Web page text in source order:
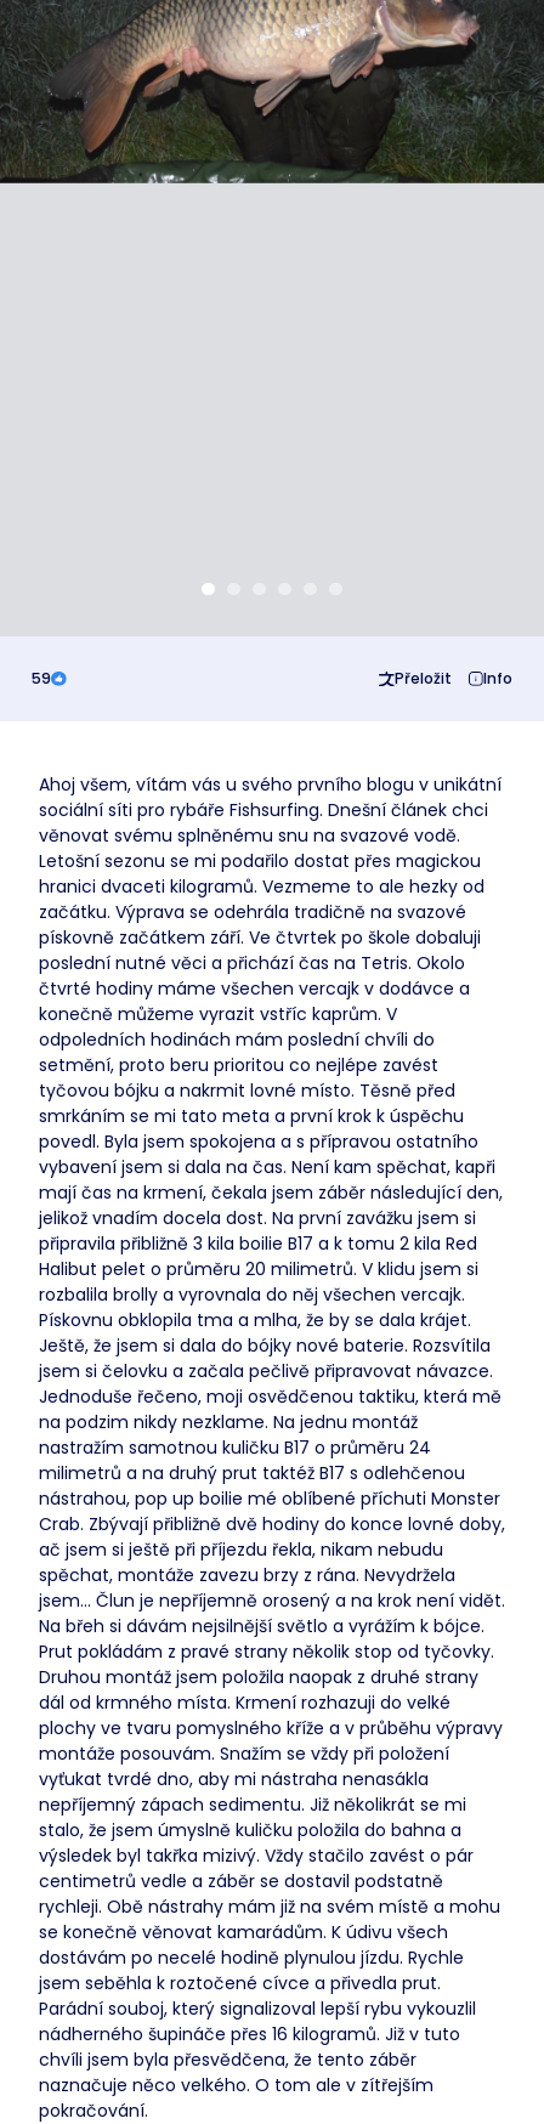
Business
59 Přeložit Info
Ahoj všem, vítám vás u svého prvního blogu v unikátní
sociální síti pro rybáře Fishsurfing. Dnešní článek chci
věnovat svému splněnému snu na svazové vodě.
Letošní sezonu se mi podařilo dostat přes magickou
hranici dvaceti kilogramů. Vezmeme to ale hezky od
začátku. Výprava se odehrála tradičně na svazové
pískovně začátkem září. Ve čtvrtek po škole dobaluji
poslední nutné věci a přichází čas na Tetris. Okolo
čtvrté hodiny máme všechen vercajk v dodávce a
konečně můžeme vyrazit vstříc kaprům. V
odpoledních hodinách mám poslední chvíli do
setmění, proto beru prioritou co nejlépe zavést
tyčovou bójku a nakrmit lovné místo. Těsně před
smrkáním se mi tato meta a první krok k úspěchu
povedl. Byla jsem spokojena a s přípravou ostatního
vybavení jsem si dala na čas. Není kam spěchat, kapři
mají čas na krmení, čekala jsem záběr následující den,
jelikož vnadím docela dost. Na první zavážku jsem si
připravila přibližně 3 kila boilie B17 a k tomu 2 kila Red
Halibut pelet o průměru 20 milimetrů. V klidu jsem si
rozbalila brolly a vyrovnala do něj všechen vercajk.
Pískovnu obklopila tma a mlha, že by se dala krájet.
Ještě, že jsem si dala do bójky nové baterie. Rozsvítila
jsem si čelovku a začala pečlivě připravovat návazce.
Jednoduše řečeno, moji osvědčenou taktiku, která mě
na podzim nikdy nezklame. Na jednu montáž
nastražím samotnou kuličku B17 o průměru 24
milimetrů a na druhý prut taktéž B17 s odlehčenou
nástrahou, pop up boilie mé oblíbené příchuti Monster
Crab. Zbývají přibližně dvě hodiny do konce lovné doby,
ač jsem si ještě při příjezdu řekla, nikam nebudu
spěchat, montáže zavezu brzy z rána. Nevydržela
jsem… Člun je nepříjemně orosený a na krok není vidět.
Na břeh si dávám nejsilnější světlo a vyrážím k bójce.
Prut pokládám z pravé strany několik stop od tyčovky.
Druhou montáž jsem položila naopak z druhé strany
dál od krmného místa. Krmení rozhazuji do velké
plochy ve tvaru pomyslného kříže a v průběhu výpravy
montáže posouvám. Snažím se vždy při položení
vyťukat tvrdé dno, aby mi nástraha nenasákla
nepříjemný zápach sedimentu. Již několikrát se mi
stalo, že jsem úmyslně kuličku položila do bahna a
výsledek byl takřka mizivý. Vždy stačilo zavést o pár
centimetrů vedle a záběr se dostavil podstatně
rychleji. Obě nástrahy mám již na svém místě a mohu
se konečně věnovat kamarádům. K údivu všech
dostávám po necelé hodině plynulou jízdu. Rychle
jsem seběhla k roztočené cívce a přivedla prut.
Parádní souboj, který signalizoval lepší rybu vykouzlil
nádherného šupináče přes 16 kilogramů. Již v tuto
chvíli jsem byla přesvědčena, že tento záběr
naznačuje něco velkého. O tom ale v zítřejším
pokračování.